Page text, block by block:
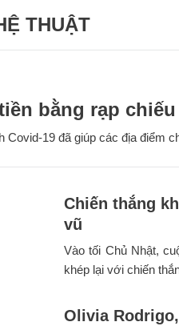
THUẬT
bằng rạp
Covid-19 đã giúp các địa điểm
Chiến thắng
vũ
Vào tối Chủ Nhật,
khép lại với chiến
Olivia